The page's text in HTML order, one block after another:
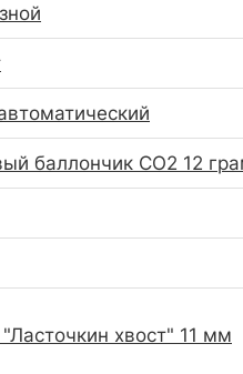
баллончик CO2 12
"Ласточкин хвост" 11 мм